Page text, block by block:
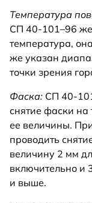
Температура
СП 40-101–96
температура,
же указан
точки зрения
Фаска: СП 40-
снятие фаски на
ее величины.
проводить
величину 2 мм
включительно и
и выше.